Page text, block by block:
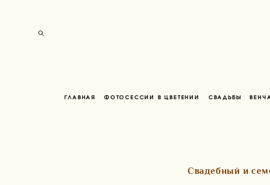
ГЛАВНАЯ ФОТОСЕССИИ В ЦВЕТЕНИИ СВАДЬБЫ
Свадебный и